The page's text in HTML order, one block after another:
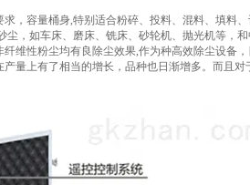
，容量桶身,特别适合粉碎、投料、混料、填料
，如车床、磨床、铣床、砂轮机、抛光机等，
维性粉尘均有良除尘效果,作为种高效除尘设备，
量上有了相当的增长，品种也日渐增多。而且对